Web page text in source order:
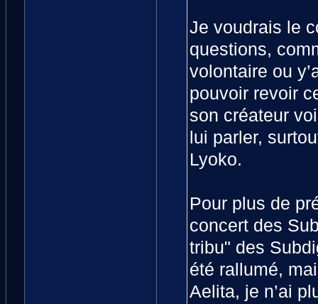
Je voudrais le
questions,
volontaire ou
pouvoir revoir
son créateur
lui parler,
Lyoko.
Pour plus de
concert des
tribu" des
été rallumé,
Aelita, je n’ai